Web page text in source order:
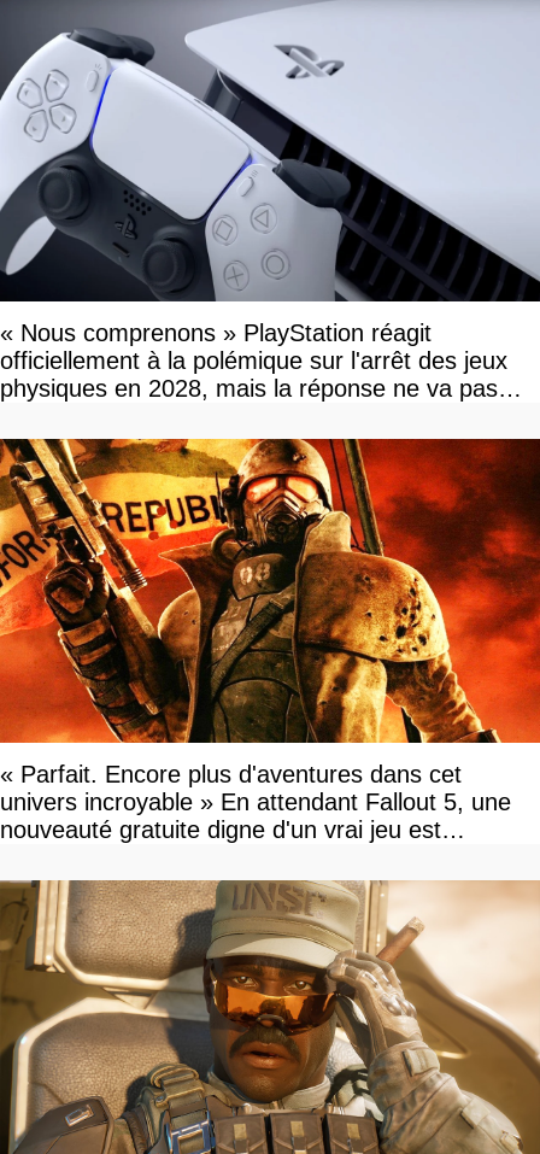
« Nous comprenons » PlayStation réagit
officiellement à la polémique sur l'arrêt des jeux
physiques en 2028, mais la réponse ne va pas
« Parfait. Encore plus d'aventures dans cet
univers incroyable » En attendant Fallout 5, une
nouveauté gratuite digne d'un vrai jeu est